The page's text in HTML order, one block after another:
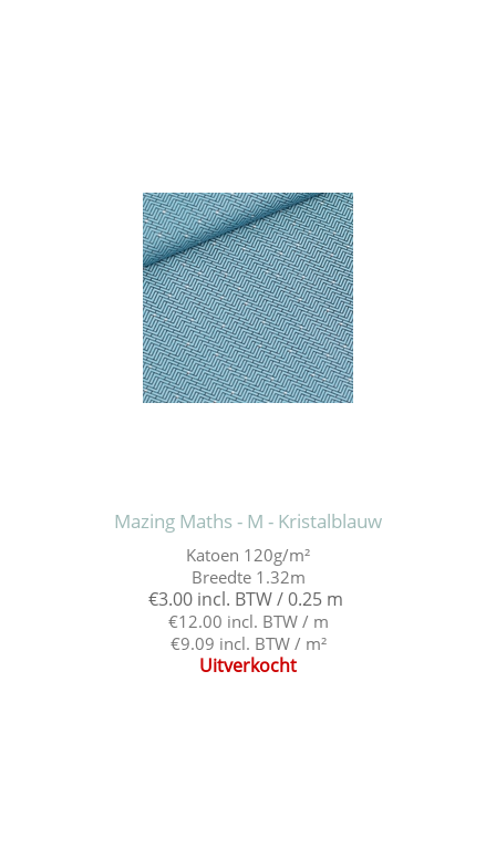
Mazing Maths - M - Kristalblauw
Katoen 120g/m²
Breedte 1.32m
€3.00 incl. BTW / 0.25 m
€12.00 incl. BTW / m
€9.09 incl. BTW / m²
Uitverkocht